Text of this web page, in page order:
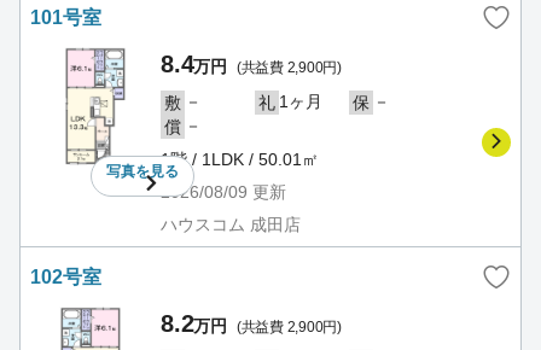
101号室
写真を見る
8.4万円 (共益費 2,900円)
敷 － 礼 1ヶ月 保 －
償 －
1階 / 1LDK / 50.01㎡
2026/08/09 更新
ハウスコム 成田店
102号室
8.2万円 (共益費 2,900円)